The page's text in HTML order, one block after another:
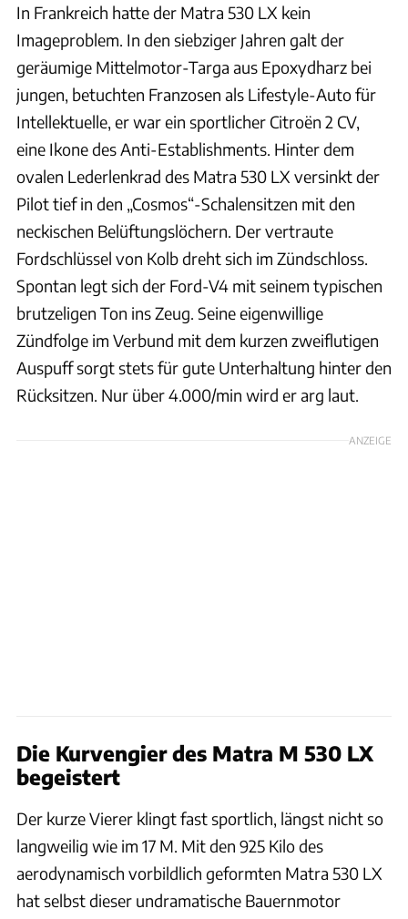
In Frankreich hatte der Matra 530 LX kein
Imageproblem. In den siebziger Jahren galt der
geräumige Mittelmotor-Targa aus Epoxydharz bei
jungen, betuchten Franzosen als Lifestyle-Auto für
Intellektuelle, er war ein sportlicher Citroën 2 CV,
eine Ikone des Anti-Establishments. Hinter dem
ovalen Lederlenkrad des Matra 530 LX versinkt der
Pilot tief in den „Cosmos“-Schalensitzen mit den
neckischen Belüftungslöchern. Der vertraute
Fordschlüssel von Kolb dreht sich im Zündschloss.
Spontan legt sich der Ford-V4 mit seinem typischen
brutzeligen Ton ins Zeug. Seine eigenwillige
Zündfolge im Verbund mit dem kurzen zweiflutigen
Auspuff sorgt stets für gute Unterhaltung hinter den
Rücksitzen. Nur über 4.000/min wird er arg laut.
ANZEIGE
Die Kurvengier des Matra M 530 LX
begeistert
Der kurze Vierer klingt fast sportlich, längst nicht so
langweilig wie im 17 M. Mit den 925 Kilo des
aerodynamisch vorbildlich geformten Matra 530 LX
hat selbst dieser undramatische Bauernmotor